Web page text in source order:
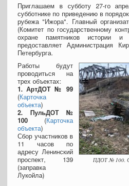
Приглашаем в субботу 27-го
субботнике по приведению в
рубежа "Ижора". Главный
(Комитет по государственному
охране памятников истории и
предоставляет Администрация
Петербурга.
ПДОТ № 100.
Работы будут
проводиться на
трех объектах:
1. АртДОТ № 99
(Карточка
объекта)
2. ПульДОТ №
100 (Карточка
объекта)
Сбор участников в
11 часов по
адресу Ленинский
проспект, 139
(заправка
Лукойла)